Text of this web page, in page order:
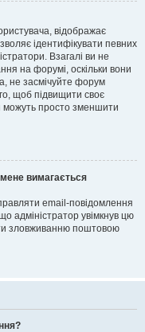
відображає
ідентифікувати певних
Взагалі ви не
на форумі, оскільки вони
не засмічуйте форум
щоб підвищити своє
можуть просто зменшити
вимагається
email-повідомлення
адміністратор увімкнув цю
зловживанню поштовою